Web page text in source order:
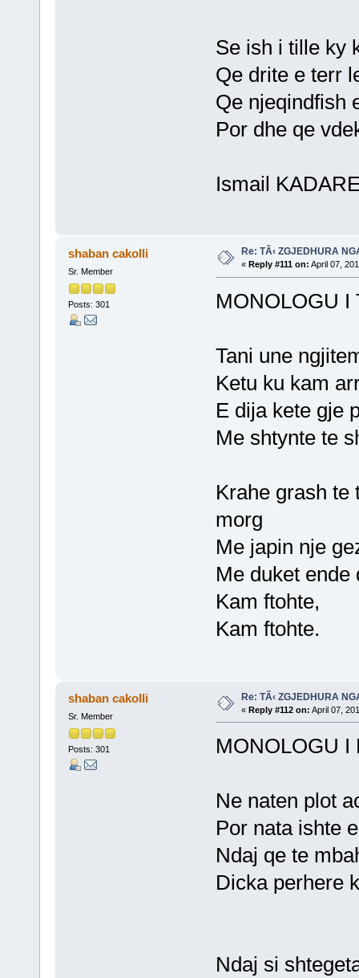
Se ish i tille ky
Qe drite e terr
Qe njeqindfish
Por dhe qe
Ismail
shaban cakolli
Sr. Member
Posts: 301
Re: TÃ‹ ZGJEDHURA
« Reply #111 on: April 07,
MONOLOGU I
Tani une
Ketu ku kam
E dija kete gje
Me shtynte te
Krahe grash te
morg
Me japin nje
Me duket
Kam ftohte,
Kam ftohte.
shaban cakolli
Sr. Member
Posts: 301
Re: TÃ‹ ZGJEDHURA
« Reply #112 on: April 07,
MONOLOGU I
Ne naten plot
Por nata ishte
Ndaj qe te
Dicka perhere
Ndaj si